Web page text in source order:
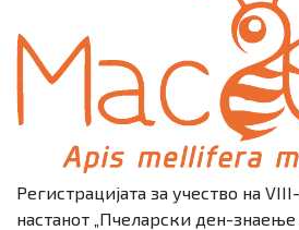
Регистрацијата за учество на
настанот „Пчеларски ден-